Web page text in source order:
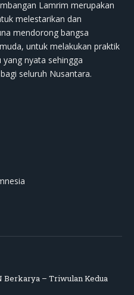
Lamrim merupakan
melestarikan dan
mendorong bangsa
untuk melakukan praktik
nyata sehingga
seluruh Nusantara.
Berkarya – Triwulan Kedua